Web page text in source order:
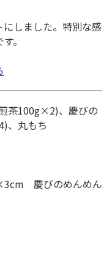
しました。特別な感
。
茶100g×2)、慶びの
、丸もち
慶びのめんめん